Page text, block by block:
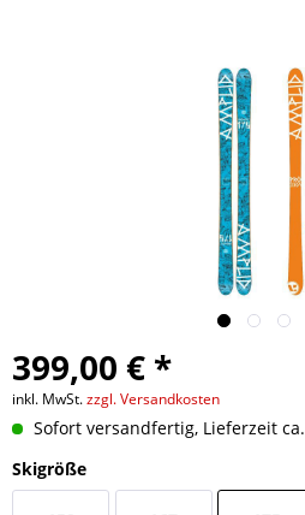
399,00 € *
inkl. MwSt.zzgl. Versandkosten
Sofort versandfertig, Lieferzeit
Skigröße